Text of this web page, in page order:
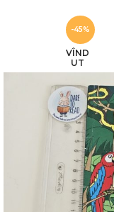
-45%
VÎND
UT